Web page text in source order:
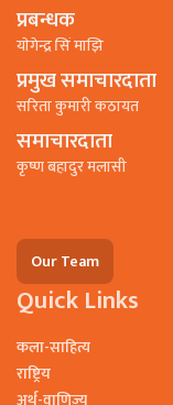
प्रबन्धक
याेगेन्द्र सिं माझि
प्रमुख समाचारदाता
सरिता कुमारी कठायत
समाचारदाता
कृष्ण बहादुर मलासी
Our Team
Quick Links
कला-साहित्य
राष्ट्रिय